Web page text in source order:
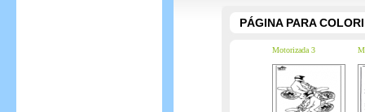
PÁGINA PARA
Motorizada 3